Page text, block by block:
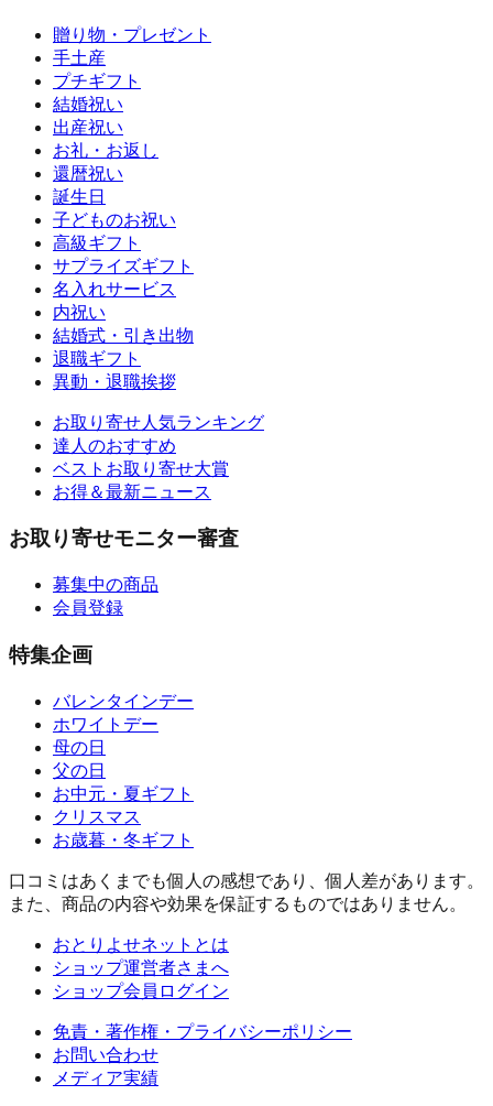
贈り物・プレゼント
手土産
プチギフト
結婚祝い
出産祝い
お礼・お返し
還暦祝い
誕生日
子どものお祝い
高級ギフト
サプライズギフト
名入れサービス
内祝い
結婚式・引き出物
退職ギフト
異動・退職挨拶
お取り寄せ人気ランキング
達人のおすすめ
ベストお取り寄せ大賞
お得＆最新ニュース
お取り寄せモニター審査
募集中の商品
会員登録
特集企画
バレンタインデー
ホワイトデー
母の日
父の日
お中元・夏ギフト
クリスマス
お歳暮・冬ギフト
口コミはあくまでも個人の感想であり、個人差があります。
また、商品の内容や効果を保証するものではありません。
おとりよせネットとは
ショップ運営者さまへ
ショップ会員ログイン
免責・著作権・プライバシーポリシー
お問い合わせ
メディア実績